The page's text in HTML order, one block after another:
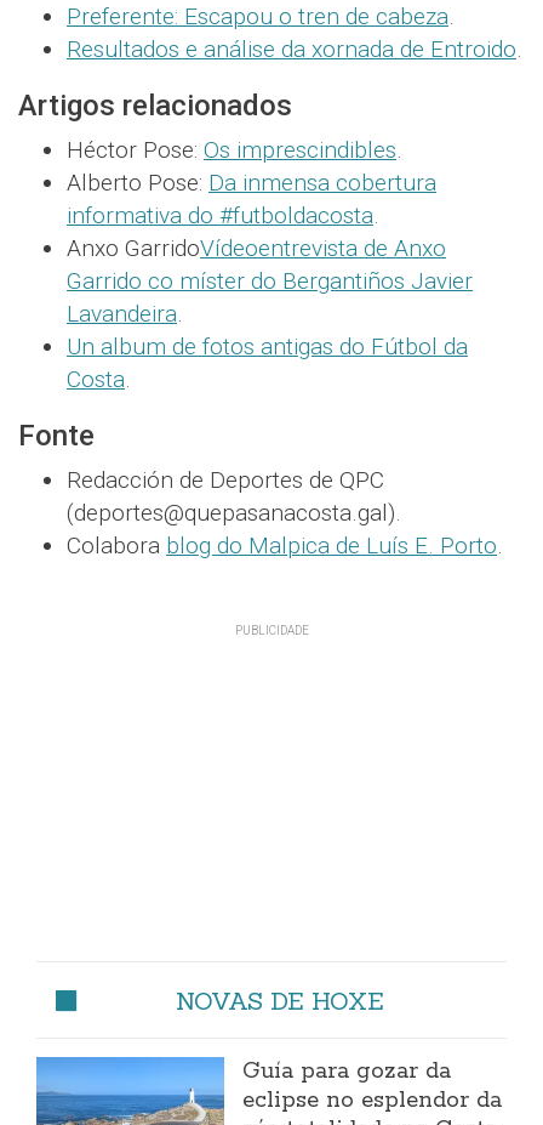
Preferente: Escapou o tren de cabeza.
Resultados e análise da xornada de Entroido.
Artigos relacionados
Héctor Pose: Os imprescindibles.
Alberto Pose: Da inmensa cobertura
informativa do #futboldacosta.
Anxo GarridoVídeoentrevista de Anxo
Garrido co míster do Bergantiños Javier
Lavandeira.
Un album de fotos antigas do Fútbol da
Costa.
Fonte
Redacción de Deportes de QPC
(deportes@quepasanacosta.gal).
Colabora blog do Malpica de Luís E. Porto.
NOVAS DE HOXE
Guía para gozar da
eclipse no esplendor da